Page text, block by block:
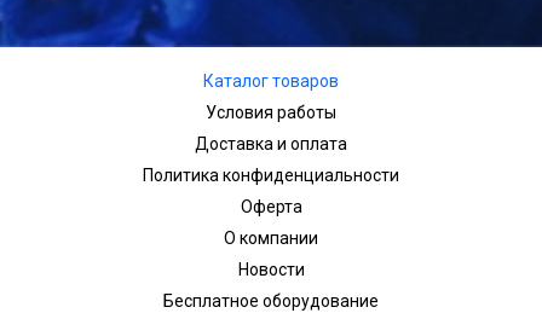
Каталог товаров
Условия работы
Доставка и оплата
Политика конфиденциальности
Оферта
О компании
Новости
Бесплатное оборудование